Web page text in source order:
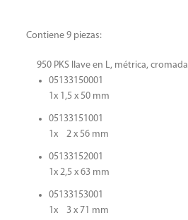
Contiene 9 piezas:
950 PKS llave en L, métrica, cromada
05133150001
1x 1,5 x 50 mm
05133151001
1x 2 x 56 mm
05133152001
1x 2,5 x 63 mm
05133153001
1x 3 x 71 mm